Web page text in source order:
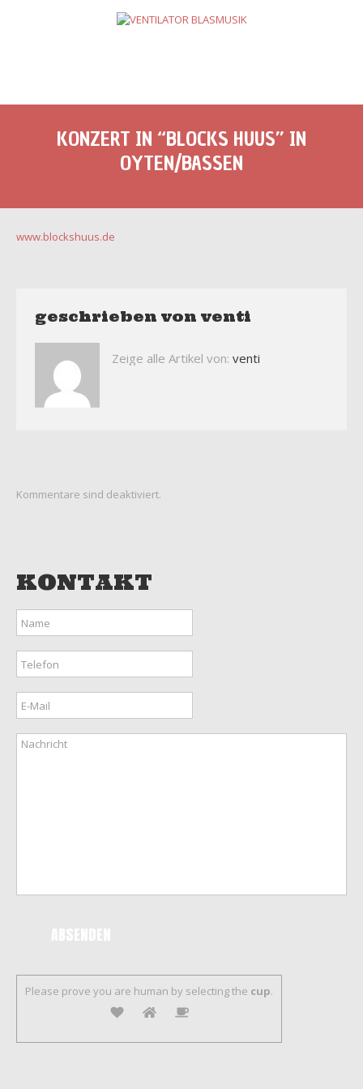
KONZERT IN “BLOCKS HUUS” IN
OYTEN/BASSEN
www.blockshuus.de
geschrieben von venti
Zeige alle Artikel von: venti
Kommentare sind deaktiviert.
KONTAKT
Please prove you are human by selecting the cup.